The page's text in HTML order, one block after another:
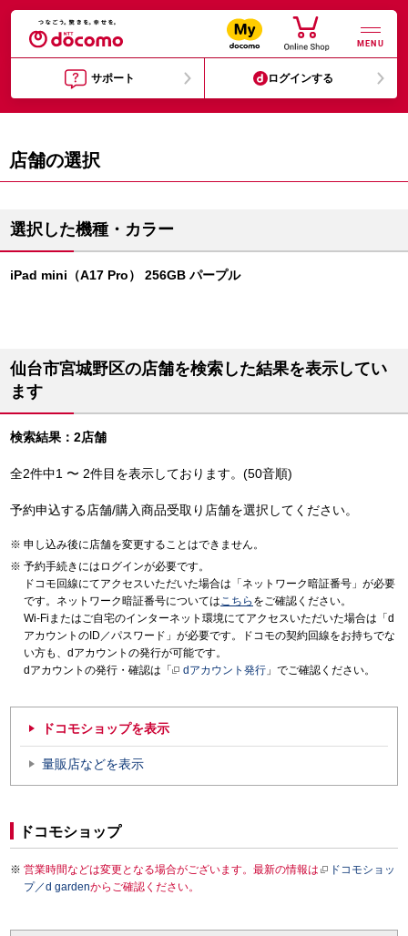
MENU
サポート ログインする
店舗の選択
選択した機種・カラー
iPad mini（A17 Pro） 256GB パープル
仙台市宮城野区の店舗を検索した結果を表示してい
ます
検索結果：2店舗
全2件中1 〜 2件目を表示しております。(50音順)
予約申込する店舗/購入商品受取り店舗を選択してください。
申し込み後に店舗を変更することはできません。
予約手続きにはログインが必要です。
ドコモ回線にてアクセスいただいた場合は「ネットワーク暗証番号」が必要
です。ネットワーク暗証番号についてはこちら をご確認ください。
Wi-Fiまたはご自宅のインターネット環境にてアクセスいただいた場合は「d
アカウントのID／パスワード」が必要です。ドコモの契約回線をお持ちでな
い方も、dアカウントの発行が可能です。
dアカウントの発行・確認は「
dアカウント発行 」でご確認ください。
ドコモショップを表示
量販店などを表示
ドコモショップ
営業時間などは変更となる場合がございます。最新の情報は
ドコモショッ
プ／d gardenからご確認ください。